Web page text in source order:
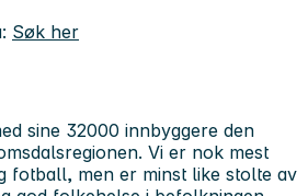
Søk her
sine 32000 innbyggere den
Vi er nok mest
fotball, men er minst like stolte av